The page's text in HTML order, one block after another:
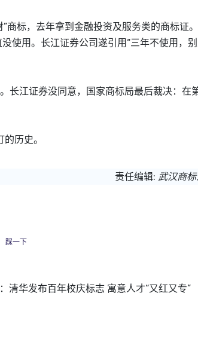
标，去年拿到金融投资及服务类的商标证
使用。长江证券公司遂引用“三年不使用，
长江证券没同意，国家商标局最后裁决：在
历史。
责任编辑: 武汉商
踩一下
清华发布百年校庆标志 寓意人才“又红又专”